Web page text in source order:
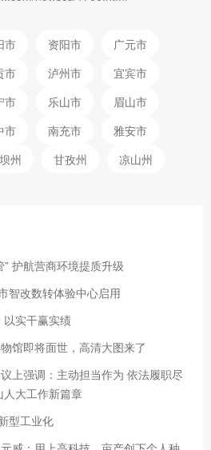
市 资阳市
广元市
市 泸州市
宜宾市
市 乐山市
眉山市
市 南充市
雅安市
州 甘孜州 凉山州
护航营商环境提质升级
智改数转体验中心启用
实干赢实绩
馆即将面世，高清大图来了
上强调：主动担当作为 依法履职尽
大工作新篇章
型工业化